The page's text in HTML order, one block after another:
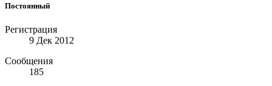
Постоянный
Регистрация
9 Дек 2012
Сообщения
185